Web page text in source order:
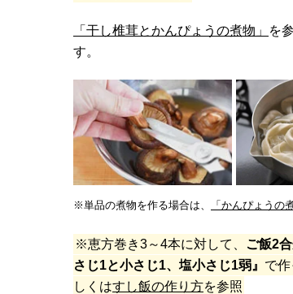
「干し椎茸とかんぴょうの煮物」
を
す。
※単品の煮物を作る場合は、 「かんぴょうの
※恵方巻き3～4本に対して、 ご飯2
さじ1と小さじ1、塩小さじ1弱』 で
しくはすし飯の作り方を参照